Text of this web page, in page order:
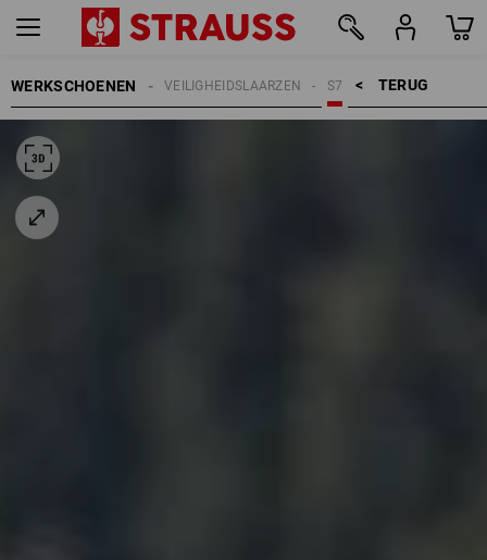
WERKSCHOENEN TERUG    >
S7
VEILIGHEIDSLAARZEN